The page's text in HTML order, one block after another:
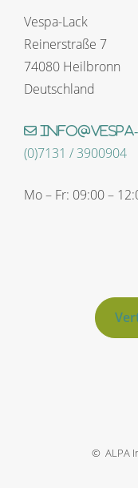
Vespa-Lack
Reinerstraße 7
74080 Heilbronn
Deutschland
(0)7131 / 3900904
Mo – Fr: 09:00 –
© ALPA